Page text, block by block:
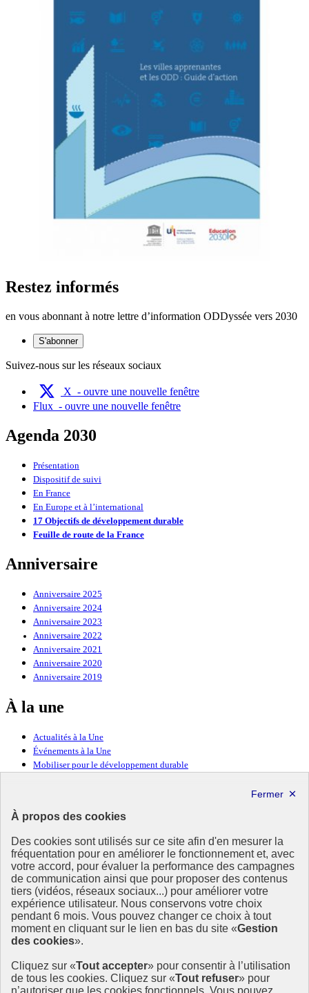
À propos des cookies
Des cookies sont utilisés sur ce site afin d'en mesurer la
fréquentation pour en améliorer le fonctionnement et, avec
votre accord, pour évaluer la performance des campagnes
de communication ainsi que pour proposer des contenus
tiers (vidéos, réseaux sociaux...) pour améliorer votre
expérience utilisateur. Nous conservons votre choix
pendant 6 mois. Vous pouvez changer ce choix à tout
moment en cliquant sur le lien en bas du site «Gestion
des cookies».
Cliquez sur «Tout accepter» pour consentir à l’utilisation
de tous les cookies. Cliquez sur «Tout refuser» pour
n’autoriser que les cookies fonctionnels. Vous pouvez
Restez informés
en vous abonnant à notre lettre d’information ODDyssée vers 2030
S'abonner
Suivez-nous sur les réseaux sociaux
X - ouvre une nouvelle fenêtre
Flux - ouvre une nouvelle fenêtre
Agenda 2030
Présentation
Dispositif de suivi
En France
En Europe et à l’international
17 Objectifs de développement durable
Feuille de route de la France
Anniversaire
Anniversaire 2025
Anniversaire 2024
Anniversaire 2023
Anniversaire 2022
Anniversaire 2021
Anniversaire 2020
Anniversaire 2019
À la une
Actualités à la Une
Événements à la Une
Mobiliser pour le développement durable
Ressources
Ressources
La Méth’ODD
Gouvernement
Ce site propose l’information de référence concernant l’Agenda
2030 et la feuille de route de la France. Il valorise la mobilisation de
tous les acteurs.
info.gouv.fr- ouvre une nouvelle fenêtre
service-public.fr - ouvre une nouvelle fenêtre
legifrance.gouv.fr- ouvre une nouvelle fenêtre